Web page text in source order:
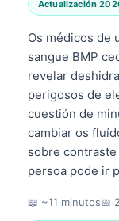
Actualización
Os médicos de
sangue BMP
revelar
perigosos de
cuestión de
cambiar os
sobre
persoa pode ir
📖 ~11 minutos📅